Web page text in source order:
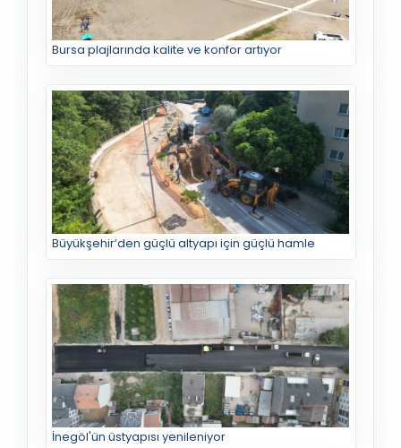
Bursa plajlarında kalite ve konfor artıyor
Büyükşehir’den güçlü altyapı için güçlü hamle
İnegöl'ün üstyapısı yenileniyor